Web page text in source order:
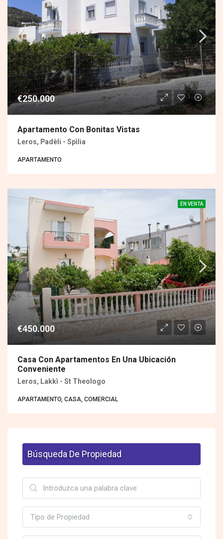
€250.000
Apartamento Con Bonitas Vistas
Leros, Padèli - Spìlia
APARTAMENTO
EN VENTA
€450.000
Casa Con Apartamentos En Una Ubicación
Conveniente
Leros, Lakkì - St Theologo
APARTAMENTO, CASA, COMERCIAL
Búsqueda De Propiedad
Tipo de Propiedad